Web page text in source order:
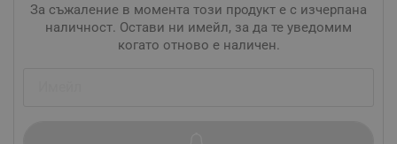
За съжаление в момента този продукт е с изчерпана
наличност. Остави ни имейл, за да те уведомим
когато отново е наличен.